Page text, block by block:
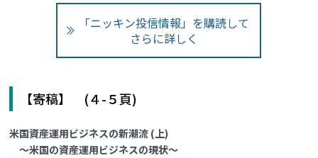
「ニッキン投信情報」を購読して
さらに詳しく
【寄稿】 (４-５頁)
米国資産運用ビジネスの新潮流 (上)
～米国の資産運用ビジネスの現状～